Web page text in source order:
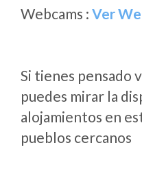
Webcams : Ver
Si tienes pensado
puedes mirar la
alojamientos en
pueblos cercanos